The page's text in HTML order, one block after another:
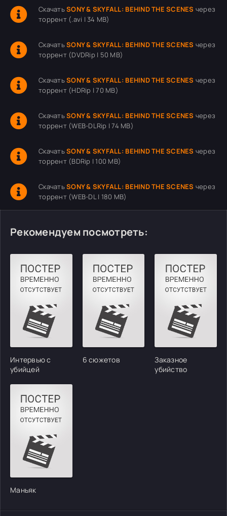
СкачатьSONY & SKYFALL: BEHIND THE SCENES через
торрент (.avi | 34 MB)
СкачатьSONY & SKYFALL: BEHIND THE SCENES через
торрент (DVDRip | 50 MB)
СкачатьSONY & SKYFALL: BEHIND THE SCENES через
торрент (HDRip | 70 MB)
СкачатьSONY & SKYFALL: BEHIND THE SCENES через
торрент (WEB-DLRip | 74 MB)
СкачатьSONY & SKYFALL: BEHIND THE SCENES через
торрент (BDRip | 100 MB)
СкачатьSONY & SKYFALL: BEHIND THE SCENES через
торрент (WEB-DL | 180 MB)
Рекомендуем посмотреть:
Интервью с
убийцей
6 сюжетов
Заказное
убийство
Маньяк